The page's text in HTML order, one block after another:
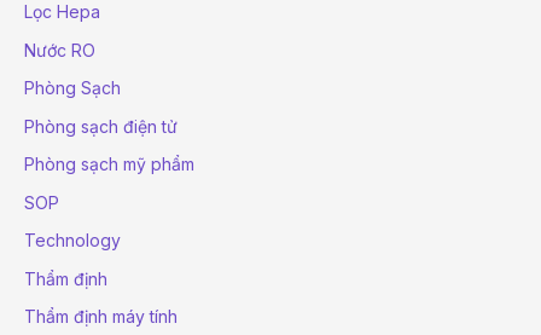
Lọc Hepa
Nước RO
Phòng Sạch
Phòng sạch điện tử
Phòng sạch mỹ phẩm
SOP
Technology
Thẩm định
Thẩm định máy tính